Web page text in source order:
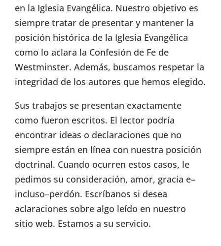
en la Iglesia Evangélica. Nuestro objetivo es
siempre tratar de presentar y mantener la
posición histórica de la Iglesia Evangélica
como lo aclara la Confesión de Fe de
Westminster. Además, buscamos respetar la
integridad de los autores que hemos elegido.
Sus trabajos se presentan exactamente
como fueron escritos. El lector podría
encontrar ideas o declaraciones que no
siempre están en línea con nuestra posición
doctrinal. Cuando ocurren estos casos, le
pedimos su consideración, amor, gracia e–
incluso–perdón. Escríbanos si desea
aclaraciones sobre algo leído en nuestro
sitio web. Estamos a su servicio.